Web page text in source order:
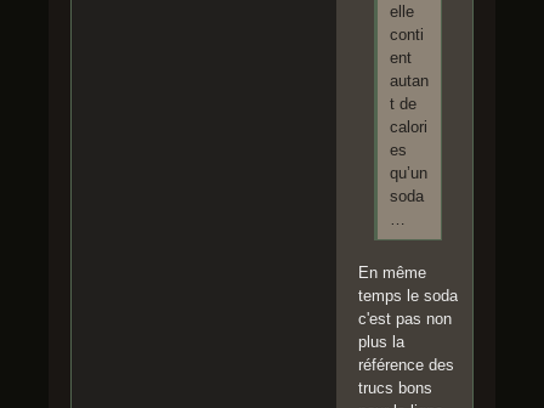
elle
conti
ent
autan
t de
calori
es
qu’un
soda
…
En même
temps le soda
c'est pas non
plus la
référence des
trucs bons